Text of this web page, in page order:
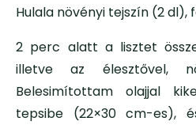
Hulala növényi tejszín (2 dl),
2 perc alatt a lisztet
illetve az élesztővel,
Belesimítottam olajjal
tepsibe (22×30 cm-es),